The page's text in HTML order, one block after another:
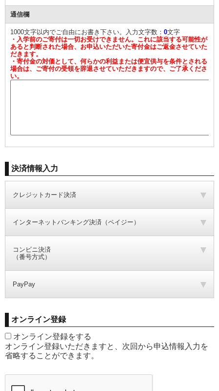
通信欄
1000文字以内でご自由にお書き下さい。入力文字数： 0文字
・入学前のご寄付は一切お受けできません。これに該当する可能性が
あると判断された場合、お申込いただいた寄付金はご返金させていた
だきます。
・寄付金の対価として、何らかの利益または便宜供与を条件とされる
場合は、ご寄付の受領を辞退させていただきますので、ご了承くださ
い。
決済情報入力
クレジットカード決済
インターネットバンキング決済（ペイジー）
コンビニ決済
（番号方式）
PayPay
オンライン登録
オンライン登録をする
オンライン登録いただきますと、次回から申込情報入力を
省略することができます。